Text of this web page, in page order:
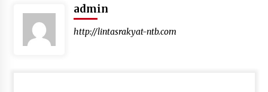
admin
http://lintasrakyat-ntb.com